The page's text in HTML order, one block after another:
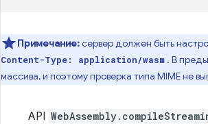
Примечание:сервер должен быть
Content-Type: application/wasm . В
массива, и поэтому проверка типа MIME не
API